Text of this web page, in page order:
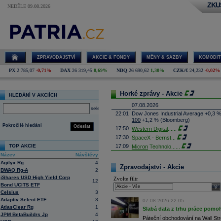
NEDĚLE 09.08.2026
ZPRAVODAJSTVÍ AKCIE & FONDY MĚNY & SAZBY
PX 2 785,07 -0,71% DAX 26 319,45 0,69% NDQ 26 690,62 1,30% CZK/€ 24,232 -0,02%
HLEDÁNÍ V AKCIÍCH
select
Odeslat
Pokročilé hledání
TOP AKCIE
Název
Návštěvy
Agilyx Rg
4
BWAQ Rg-A
2
iShares USD High Yield Corp
Bond UCITS ETF
12
Celsius
3
Adaptiv Select ETF
3
AtlasClear Rg
1
JPM BetaBuildrs Jp
4
Horké zprávy - Akcie
07.08.2026
22:01
Dow Jones Industrial Average +0,3
100 +1,2 % (Bloomberg)
17:50 Western Digital
17:30 SpaceX - Bernst
17:09 Micron Technolo
16:26
Objem obchodů s akciemi na
obchodů za poslední rok je 0,665
16:23 Zvýšení výroby balistických střel
nějakou dobu potrvá. Agentuře
Armin Papperger. Společná výroba
doplnit arzenál Spojeným státům,
(ČTK)
16:07 Conocophillips
Zpravodajství - Akcie
Zvolte filtr
07.08.2026 22:05
Slabá data z trhu práce
Páteční obchodování na Wall